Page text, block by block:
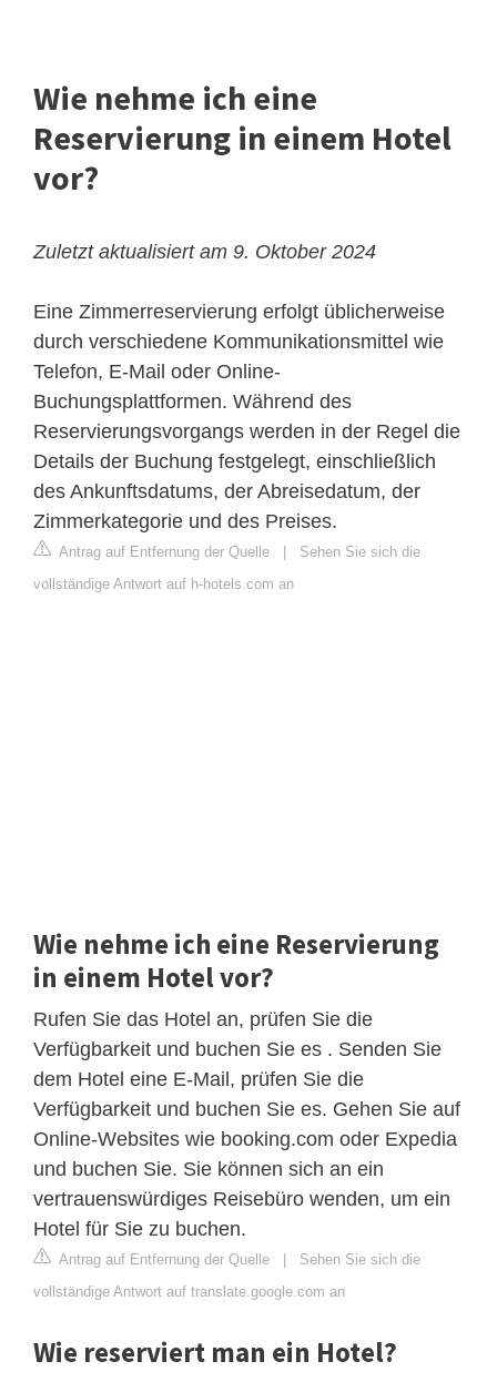
Wie nehme ich eine
Reservierung in einem Hotel
vor?
Zuletzt aktualisiert am 9. Oktober 2024
Eine Zimmerreservierung erfolgt üblicherweise
durch verschiedene Kommunikationsmittel wie
Telefon, E-Mail oder Online-
Buchungsplattformen. Während des
Reservierungsvorgangs werden in der Regel die
Details der Buchung festgelegt, einschließlich
des Ankunftsdatums, der Abreisedatum, der
Zimmerkategorie und des Preises.
Antrag auf Entfernung der Quelle
Sehen Sie sich die
vollständige Antwort auf h-hotels.com an
Wie nehme ich eine Reservierung
in einem Hotel vor?
Rufen Sie das Hotel an, prüfen Sie die
Verfügbarkeit und buchen Sie es . Senden Sie
dem Hotel eine E-Mail, prüfen Sie die
Verfügbarkeit und buchen Sie es. Gehen Sie auf
Online-Websites wie booking.com oder Expedia
und buchen Sie. Sie können sich an ein
vertrauenswürdiges Reisebüro wenden, um ein
Hotel für Sie zu buchen.
Antrag auf Entfernung der Quelle
Sehen Sie sich die
vollständige Antwort auf translate.google.com an
Wie reserviert man ein Hotel?